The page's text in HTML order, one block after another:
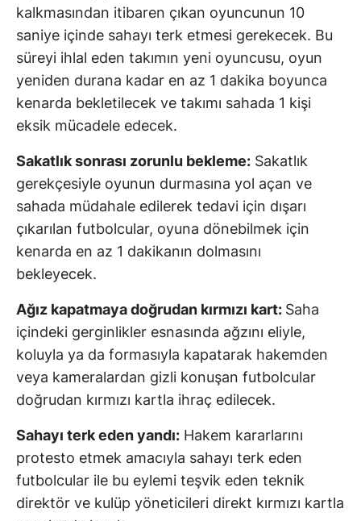
kalkmasından itibaren çıkan oyuncunun 10
saniye içinde sahayı terk etmesi gerekecek. Bu
süreyi ihlal eden takımın yeni oyuncusu, oyun
yeniden durana kadar en az 1 dakika boyunca
kenarda bekletilecek ve takımı sahada 1 kişi
eksik mücadele edecek.
Sakatlık sonrası zorunlu bekleme: Sakatlık
gerekçesiyle oyunun durmasına yol açan ve
sahada müdahale edilerek tedavi için dışarı
çıkarılan futbolcular, oyuna dönebilmek için
kenarda en az 1 dakikanın dolmasını
bekleyecek.
Ağız kapatmaya doğrudan kırmızı kart: Saha
içindeki gerginlikler esnasında ağzını eliyle,
koluyla ya da formasıyla kapatarak hakemden
veya kameralardan gizli konuşan futbolcular
doğrudan kırmızı kartla ihraç edilecek.
Sahayı terk eden yandı: Hakem kararlarını
protesto etmek amacıyla sahayı terk eden
futbolcular ile bu eylemi teşvik eden teknik
direktör ve kulüp yöneticileri direkt kırmızı kartla